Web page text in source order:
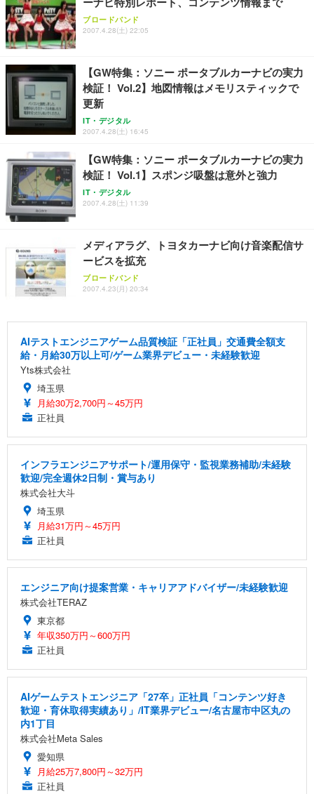
ブロードバンド
2007.4.28(土) 22:05
【GW特集：ソニー ポータブルカーナビの実力
検証！ Vol.2】地図情報はメモリスティックで
更新
IT・デジタル
2007.4.28(土) 16:45
【GW特集：ソニー ポータブルカーナビの実力
検証！ Vol.1】スポンジ吸盤は意外と強力
IT・デジタル
2007.4.28(土) 11:39
メディアラグ、トヨタカーナビ向け音楽配信サ
ービスを拡充
ブロードバンド
2007.4.23(月) 20:34
AIテストエンジニアゲーム品質検証「正社員」交通費全額支
給・月給30万以上可/ゲーム業界デビュー・未経験歓迎
Yts株式会社
埼玉県
月給30万2,700円～45万円
正社員
インフラエンジニアサポート/運用保守・監視業務補助/未経験
歓迎/完全週休2日制・賞与あり
株式会社大斗
埼玉県
月給31万円～45万円
正社員
エンジニア向け提案営業・キャリアアドバイザー/未経験歓迎
株式会社TERAZ
東京都
年収350万円～600万円
正社員
AIゲームテストエンジニア「27卒」正社員「コンテンツ好き
歓迎・育休取得実績あり」/IT業界デビュー/名古屋市中区丸の
内1丁目
株式会社Meta Sales
愛知県
月給25万7,800円～32万円
正社員